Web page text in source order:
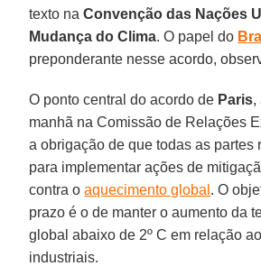
texto naConvenção das Nações
Mudança do Clima. O papel do
preponderante nesse acordo,
O ponto central do acordo de Paris,
manhã na Comissão de Relações
a obrigação de que todas as partes
para implementar ações de
contra oaquecimento global . O
prazo é o de manter o aumento da
global abaixo de 2º C em relação
industriais.